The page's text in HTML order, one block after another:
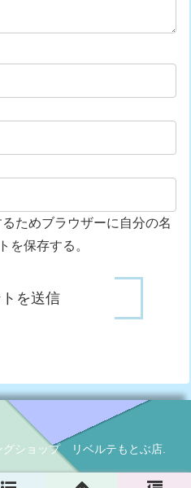
ためブラウザーに自分の名
を保存する。
ショップ リベルテもとぶ店.